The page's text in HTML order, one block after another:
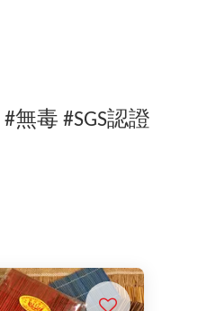
無毒 #SGS認證